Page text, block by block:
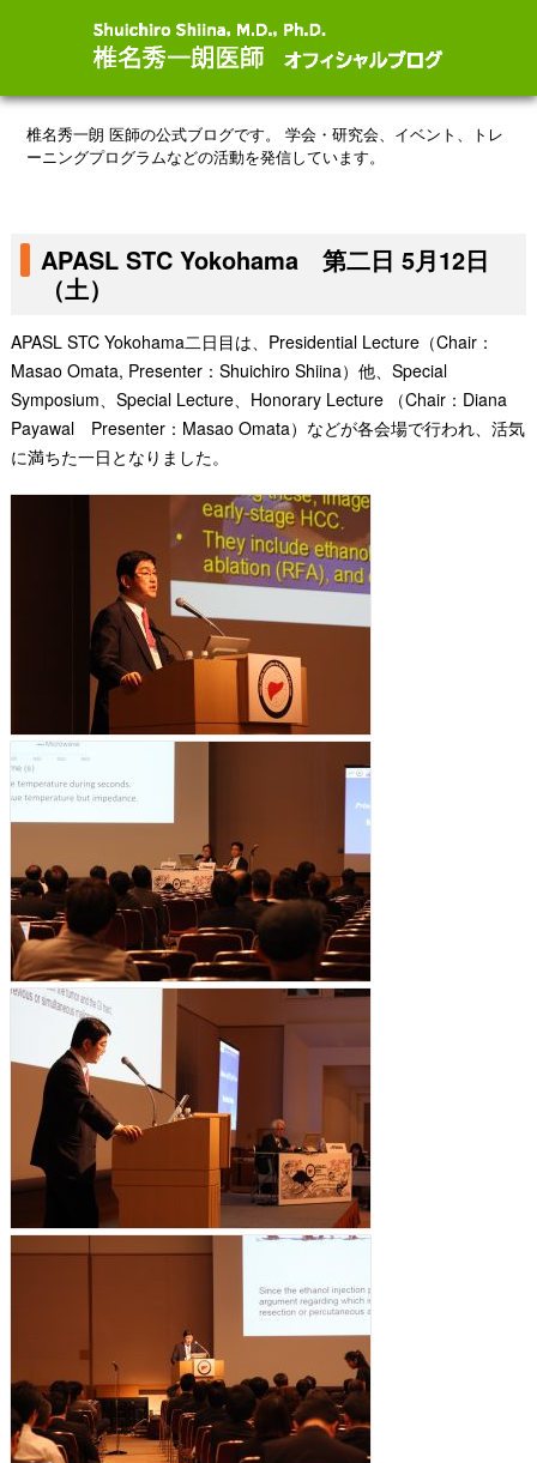
椎名秀一朗 医師の公式ブログです。
学会・研究会、イベント、トレ
ーニングプログラムなどの活動を発信しています。
APASL STC Yokohama 第二日 5月12日
（土）
APASL STC Yokohama二日目は、Presidential Lecture（Chair：
Masao Omata, Presenter：Shuichiro Shiina）他、Special
Symposium、Special Lecture、Honorary Lecture （Chair：Diana
Payawal Presenter：Masao Omata）などが各会場で行われ、活気
に満ちた一日となりました。